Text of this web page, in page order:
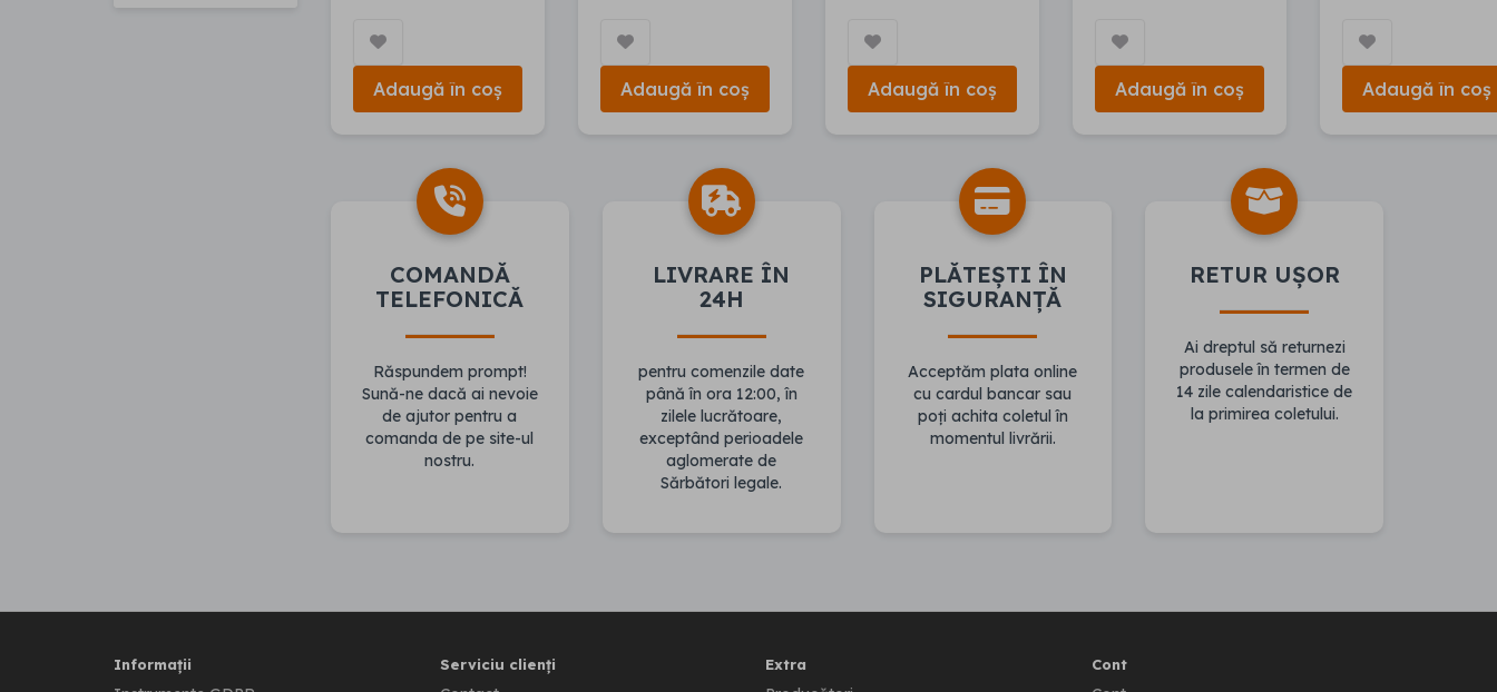
Adaugă în coș Adaugă în coș Adaugă în coș Adaugă în coș Adaugă în coș
COMANDĂ
TELEFONICĂ
Răspundem prompt!
Sună-ne dacă ai nevoie
de ajutor pentru a
comanda de pe site-ul
nostru.
LIVRARE ÎN
24H
pentru comenzile date
până în ora 12:00, în
zilele lucrătoare,
exceptând perioadele
aglomerate de
Sărbători legale.
PLĂTEȘTI ÎN
SIGURANȚĂ
Acceptăm plata online
cu cardul bancar sau
poți achita coletul în
momentul livrării.
RETUR UȘOR
Ai dreptul să returnezi
produsele în termen de
14 zile calendaristice de
la primirea coletului.
Informații Serviciu clienți Extra Cont